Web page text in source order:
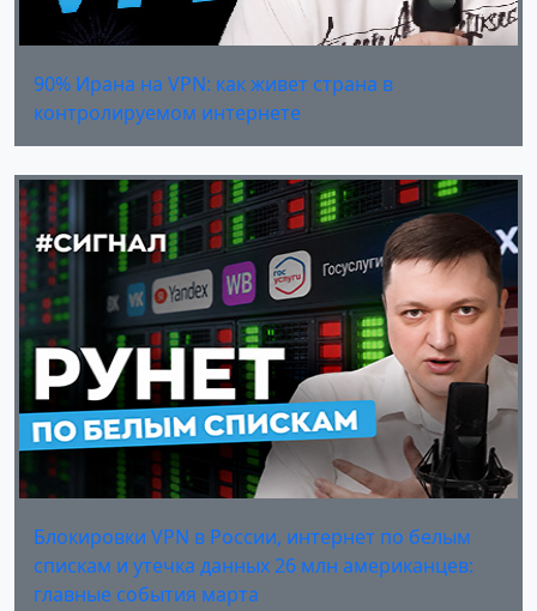
90% Ирана на VPN: как живет страна в
контролируемом интернете
Блокировки VPN в России, интернет по белым
спискам и утечка данных 26 млн американцев:
главные события марта